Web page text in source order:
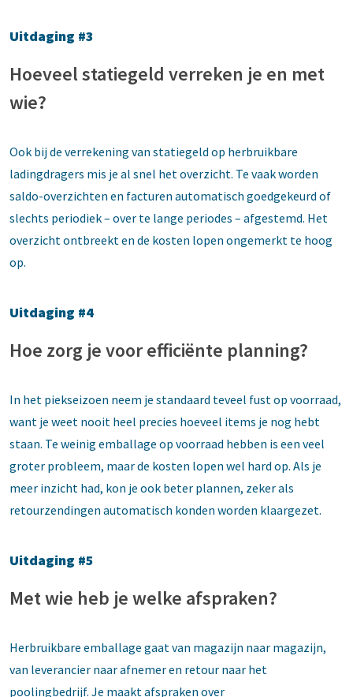
Uitdaging #3
Hoeveel statiegeld verreken je en met
wie?
Ook bij de verrekening van statiegeld op herbruikbare
ladingdragers mis je al snel het overzicht. Te vaak worden
saldo-overzichten en facturen automatisch goedgekeurd of
slechts periodiek – over te lange periodes – afgestemd. Het
overzicht ontbreekt en de kosten lopen ongemerkt te hoog
op.
Uitdaging #4
Hoe zorg je voor efficiënte planning?
In het piekseizoen neem je standaard teveel fust op voorraad,
want je weet nooit heel precies hoeveel items je nog hebt
staan. Te weinig emballage op voorraad hebben is een veel
groter probleem, maar de kosten lopen wel hard op. Als je
meer inzicht had, kon je ook beter plannen, zeker als
retourzendingen automatisch konden worden klaargezet.
Uitdaging #5
Met wie heb je welke afspraken?
Herbruikbare emballage gaat van magazijn naar magazijn,
van leverancier naar afnemer en retour naar het
poolingbedrijf. Je maakt afspraken over